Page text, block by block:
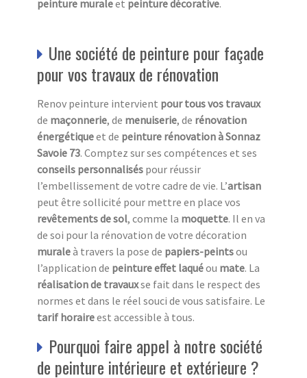
peinture muraleet peinture décorative.
Une société de peinture pour façade
pour vos travaux de rénovation
Renov peinture intervient pour tous vos travaux
de maçonnerie, de menuiserie, de rénovation
énergétiqueet de peinture rénovation à Sonnaz
Savoie 73. Comptez sur ses compétences et ses
conseils personnalisés pour réussir
l’embellissement de votre cadre de vie. L’artisan
peut être sollicité pour mettre en place vos
revêtements de sol, comme la moquette. Il en va
de soi pour la rénovation de votre décoration
muraleà travers la pose de papiers-peintsou
l’application de peinture effet laquéou mate. La
réalisation de travauxse fait dans le respect des
normes et dans le réel souci de vous satisfaire. Le
tarif horaireest accessible à tous.
Pourquoi faire appel à notre société
de peinture intérieure et extérieure ?